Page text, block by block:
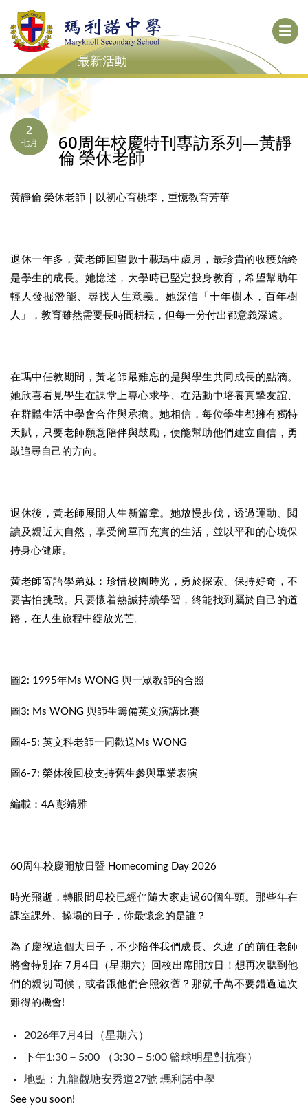
最新活動
2
七月 60周年校慶特刊專訪系列—黃靜
倫 榮休老師
黃靜倫 榮休老師｜以初心育桃李，重憶教育芳華
退休一年多，黃老師回望數十載瑪中歲月，最珍貴的收穫始終
是學生的成長。她憶述，大學時已堅定投身教育，希望幫助年
輕人發掘潛能、尋找人生意義。她深信「十年樹木，百年樹
人」，教育雖然需要長時間耕耘，但每一分付出都意義深遠。
在瑪中任教期間，黃老師最難忘的是與學生共同成長的點滴。
她欣喜看見學生在課堂上專心求學、在活動中培養真摯友誼、
在群體生活中學會合作與承擔。她相信，每位學生都擁有獨特
天賦，只要老師願意陪伴與鼓勵，便能幫助他們建立自信，勇
敢追尋自己的方向。
退休後，黃老師展開人生新篇章。她放慢步伐，透過運動、閱
讀及親近大自然，享受簡單而充實的生活，並以平和的心境保
持身心健康。
黃老師寄語學弟妹：珍惜校園時光，勇於探索、保持好奇，不
要害怕挑戰。只要懷着熱誠持續學習，終能找到屬於自己的道
路，在人生旅程中綻放光芒。
圖2: 1995年Ms WONG 與一眾教師的合照
圖3: Ms WONG 與師生籌備英文演講比賽
圖4-5: 英文科老師一同歡送Ms WONG
圖6-7: 榮休後回校支持舊生參與畢業表演
編載：4A 彭靖雅
60周年校慶開放日暨 Homecoming Day 2026
時光飛逝，轉眼間母校已經伴隨大家走過60個年頭。那些年在
課室課外、操場的日子，你最懷念的是誰？
為了慶祝這個大日子，不少陪伴我們成長、久違了的前任老師
將會特別在 7月4日（星期六）回校出席開放日！想再次聽到他
們的親切問候，或者跟他們合照敘舊？那就千萬不要錯過這次
難得的機會!
2026年7月4日（星期六）
下午1:30－5:00 （3:30－5:00 籃球明星對抗賽）
地點：九龍觀塘安秀道27號 瑪利諾中學
See you soon!